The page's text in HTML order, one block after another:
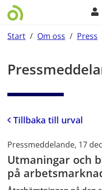
Start / Om oss / Press
Tillbaka till urval
Pressmeddelande, 17
Utmaningar och
på